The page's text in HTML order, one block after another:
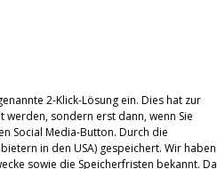
2-Klick-Lösung ein. Dies hat zur
sondern erst dann, wenn Sie
Social Media-Button. Durch die
in den USA) gespeichert. Wir haben
sowie die Speicherfristen bekannt. Da